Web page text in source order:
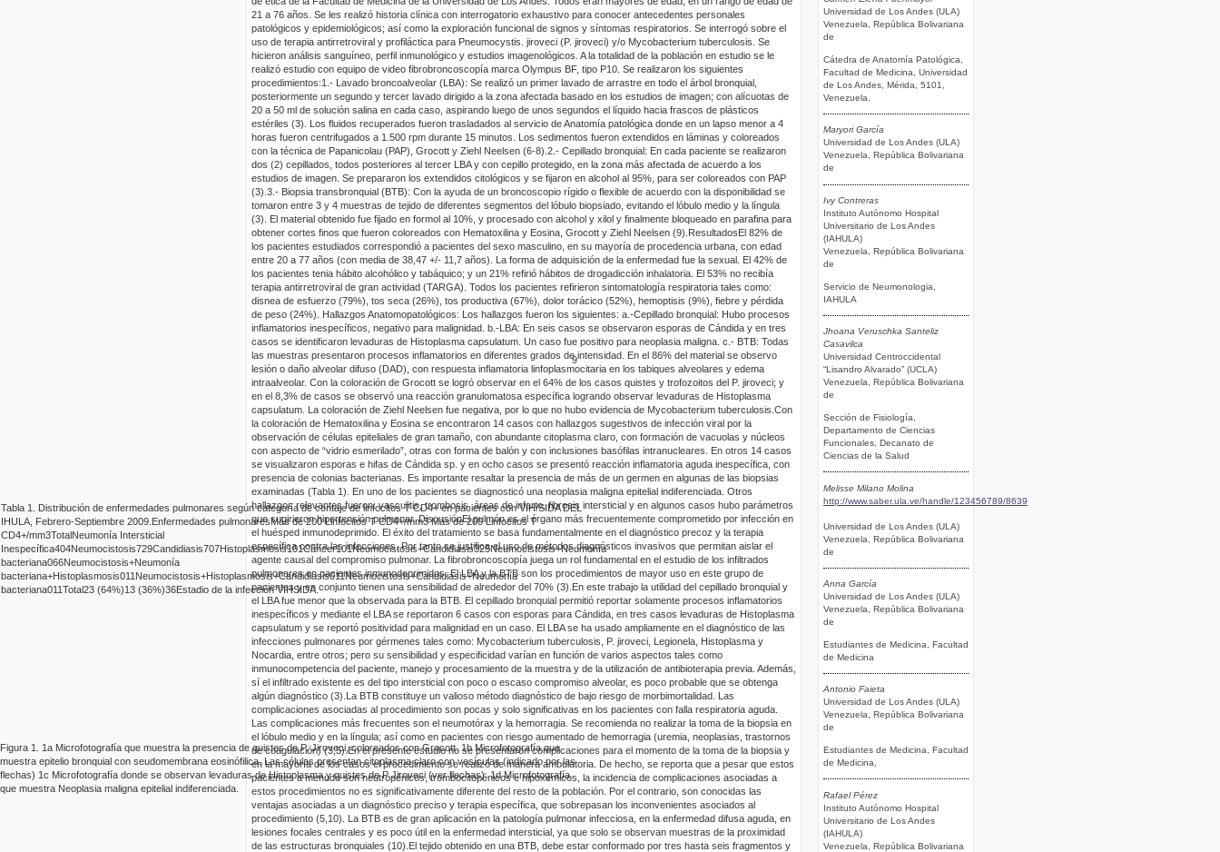
Universidad de Los Andes (ULA)
Venezuela, República Bolivariana
de
Cátedra de Anatomía Patológica,
Facultad de Medicina, Universidad
de Los Andes, Mérida, 5101,
Venezuela.
Maryori García
Universidad de Los Andes (ULA)
Venezuela, República Bolivariana
de
Ivy Contreras
Instituto Autónomo Hospital
Universitario de Los Andes
(IAHULA)
Venezuela, República Bolivariana
de
Servicio de Neumonologia,
IAHULA
Jhoana Veruschka Santeliz
Casavilca
Universidad Centroccidental
“Lisandro Alvarado” (UCLA)
Venezuela, República Bolivariana
de
Sección de Fisiología,
Departamento de Ciencias
Funcionales, Decanato de
Ciencias de la Salud
Melisse Milano Molina
http://www.saber.ula.ve/handle/123456789/8639
Universidad de Los Andes (ULA)
Venezuela, República Bolivariana
de
Anna García
Universidad de Los Andes (ULA)
Venezuela, República Bolivariana
de
Estudiantes de Medicina, Facultad
de Medicina
Antonio Faieta
Universidad de Los Andes (ULA)
Venezuela, República Bolivariana
de
Estudiantes de Medicina, Facultad
de Medicina,
Rafael Pérez
Instituto Autónomo Hospital
Universitario de Los Andes
(IAHULA)
Venezuela, República Bolivariana
21 a 76 años. Se les realizó historia clínica con interrogatorio exhaustivo para conocer antecedentes personales
patológicos y epidemiológicos; así como la exploración funcional de signos y síntomas respiratorios. Se interrogó sobre el
uso de terapia antirretroviral y profiláctica para Pneumocystis jiroveci (P. jiroveci) y/o Mycobacterium tuberculosis . Se
hicieron análisis sanguíneo, perfil inmunológico y estudios imagenológicos A la totalidad de la población en estudio se le
realizó estudio con equipo de video fibrobroncoscopía marca Olympus BF, tipo P10. Se realizaron los siguientes
procedimientos:1.- Lavado broncoalveolar (LBA): Se realizó un primer lavado de arrastre en todo el árbol bronquial,
posteriormente un segundo y tercer lavado dirigido a la zona afectada basado en los estudios de imagen; con alícuotas de
20 a 50 ml de solución salina en cada caso, aspirando luego de unos segundos el líquido hacia frascos de plásticos
estériles (3). Los fluidos recuperados fueron trasladados al servicio de Anatomía patológica donde en un lapso menor a 4
horas fueron centrifugados a 1.500 rpm durante 15 minutos. Los sedimentos fueron extendidos en láminas y coloreados
con la técnica de Papanicolau (PAP), Grocott y Ziehl Neelsen (6-8). 2.- Cepillado bronquial: En cada paciente se realizaron
dos (2) cepillados, todos posteriores al tercer LBA y con cepillo protegido, en la zona más afectada de acuerdo a los
estudios de imagen. Se prepararon los extendidos citológicos y se fijaron en alcohol al 95%, para ser coloreados con PAP
(3).
9
3.- Biopsia transbronquial (BTB): Con la ayuda de un broncoscopio rígido o flexible de acuerdo con la disponibilidad se
tomaron entre 3 y 4 muestras de tejido de diferentes segmentos del lóbulo biopsiado , evitando el lóbulo medio y la língula
(3). El material obtenido fue fijado en formol al 10%, y procesado con alcohol y xilol y finalmente bloqueado en parafina para
obtener cortes finos que fueron coloreados con Hematoxilina y Eosina, Grocott y Ziehl Neelsen (9). ResultadosEl 82% de
los pacientes estudiados correspondió a pacientes del sexo masculino, en su mayoría de procedencia urbana, con edad
entre 20 a 77 años (con media de 38,47 +/- 11,7 años). La forma de adquisición de la enfermedad fue la sexual. El 42% de
los pacientes tenia hábito alcohólico y tabáquico; y un 21% refirió hábitos de drogadicción inhalatoria. El 53% no recibía
terapia antirretroviral de gran actividad (TARGA). Todos los pacientes refirieron sintomatología respiratoria tales como:
disnea de esfuerzo (79%), tos seca (26%), tos productiva (67%), dolor torácico (52%), hemoptisis (9%), fiebre y pérdida
de peso (24%).
Tabla 1. Distribución de enfermedades pulmonares según categoría decontaje de linfocitos T CD4+en pacientes con VIH/SIDA DEL
IHULA, Febrero-Septiembre 2009. Enfermedades pulmonaresMás de 200 Linfocitos T CD4+/mm3 Más de 200 LinfocitosT
CD4+/mm3TotalNeumonía Intersticial
Inespecífica404Neumocistosis729Candidiasis707Histoplasmosis101Cáncer101Neumocistosis+Candidiasis325Neumocistosis+Neumonía
bacteriana066Neumocistosis+Neumonía
bacteriana+Histoplasmosis011 Neumocistosis+Histoplasmosis+Candidiasis011Neumocistosis+Candidiasis+Neumonía
bacteriana011Total23 (64%)13 (36%)36Estadio de la infecciónVIHSIDA.
Hallazgos Anatomopatológicos: Los hallazgos fueron los siguientes: a.-Cepillado bronquial: Hubo procesos
inflamatorios inespecíficos, negativo para malignidad. b.-LBA: En seis casos se observaron esporas de Cándida y en tres
casos se identificaron levaduras de Histoplasma capsulatum . Un caso fue positivo para neoplasia maligna. c.- BTB: Todas
las muestras presentaron procesos inflamatorios en diferentes grados de intensidad. En el 86% del material se observo
lesión o daño alveolar difuso (DAD), con respuesta inflamatoria linfoplasmocitaria en los tabiques alveolares y edema
intraalveolar. Con la coloración de Grocott se logró observar en el 64% de los casos quistes y trofozoitos del P. jiroveci; y
en el 8,3% de casos se observó una reacción granulomatosa específica logrando observar levaduras de Histoplasma
capsulatum . La coloración de Ziehl Neelsen fue negativa, por lo que no hubo evidencia de Mycobacterium tuberculosis Con
la coloración de Hematoxilina y Eosina se encontraron 14 casos con hallazgos sugestivos de infección viral por la
observación de células epiteliales de gran tamaño, con abundante citoplasma claro, con formación de vacuolas y núcleos
con aspecto de “vidrio esmerilado”, otras con forma de balón y con inclusiones basófilas intranucleares. En otros 14 casos
se visualizaron esporas e hifas de Cándida sp y en ocho casos se presentó reacción inflamatoria aguda inespecífica, con
presencia de colonias bacterianas. Es importante resaltar la presencia de más de un germen en algunas de las biopsias
examinadas (Tabla 1).
En uno de los pacientes se diagnosticó una neoplasia maligna epitelial indiferenciada. Otros
hallazgos relevantes fueron: vasculitis, trombosis, áreas de infarto, fibrosis intersticial y en algunos casos hubo parámetros
que sugirieron hipertensión pulmonar.DiscusiónEl pulmón es el órgano más frecuentemente comprometido por infección en
el huésped inmunodeprimido. El éxito del tratamiento se basa fundamentalmente en el diagnóstico precoz y la terapia
específica contra las infecciones. Por tanto se justifica el uso de métodos diagnósticos invasivos que permitan aislar el
agente causal del compromiso pulmonar. La fibrobroncoscopía juega un rol fundamental en el estudio de los infiltrados
pulmonares en pacientes inmunodeprimidos. El LBA y la BTB son los procedimientos de mayor uso en este grupo de
pacientes y en conjunto tienen una sensibilidad de alrededor del 70% (3).
Figura 1 1a Microfotografía que muestra la presencia de quistes de P.Jiroveci , coloreados conGrocott. 1b Microfotografía que
muestra epitelio bronquial conseudomembrana eosinófilica. Las células presentan citoplasma claro con vesículas (indicado por las
flechas) 1c Microfotografía donde se observanlevaduras deHistoplasmay quistes de PJiroveci (ver flechas).1d Microfotografía
que muestra Neoplasia maligna epitelialindiferenciada
En este trabajo la utilidad del cepillado bronquial y
el LBA fue menor que la observada para la BTB. El cepillado bronquial permitió reportar solamente procesos inflamatorios
inespecíficos y mediante el LBA se reportaron 6 casos con esporas para Cándida, en tres casos levaduras de Histoplasma
capsulatum y se reportó positividad para malignidad en un caso. El LBA se ha usado ampliamente en el diagnóstico de las
infecciones pulmonares por gérmenes tales como: Mycobacterium tuberculosis, P. jiroveci Legionela Histoplasma y
Nocardia , entre otros; pero su sensibilidad y especificidad varían en función de varios aspectos tales como
inmunocompetencia del paciente, manejo y procesamiento de la muestra y de la utilización de antibioterapia previa. Además,
sí el infiltrado existente es del tipo intersticial con poco o escaso compromiso alveolar, es poco probable que se obtenga
algún diagnóstico (3). La BTB constituye un valioso método diagnóstico de bajo riesgo de morbimortalidad. Las
complicaciones asociadas al procedimiento son pocas y solo significativas en los pacientes con falla respiratoria aguda.
Las complicaciones más frecuentes son el neumotórax y la hemorragia. Se recomienda no realizar la toma de la biopsia en
el lóbulo medio y en la língula; así como en pacientes con riesgo aumentado de hemorragia (uremia, neoplasias, trastornos
de coagulación) (3,5).En el presente estudio no se presentaroncomplicaciones para el momento de la toma de la biopsia y
en la mayoría de los casos el procedimiento se realizó de manera ambulatoria. De hecho, se reporta que a pesar que estos
pacientes a menudo sonneutropénicos,trombocitopénicosehipoxémicos , la incidencia de complicaciones asociadas a
estos procedimientos no es significativamente diferente del resto de la población. Por el contrario, son conocidas las
ventajas asociadas a un diagnóstico preciso y terapia específica, que sobrepasan los inconvenientes asociados al
procedimiento (5,10). La BTB es de gran aplicación en la patología pulmonar infecciosa, en la enfermedad difusa aguda, en
lesiones focales centrales y es poco útil en la enfermedad intersticial, ya que solo se observan muestras de la proximidad
de las estructuras bronquiales (10). El tejido obtenido en una BTB, debe estar conformado por tres hasta seis fragmentos y